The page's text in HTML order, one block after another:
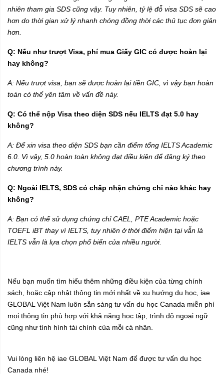
nhiên tham gia SDS cũng vậy. Tuy nhiên, tỷ lệ đỗ visa SDS sẽ cao
hơn do thời gian xử lý nhanh chóng đồng thời các thủ tục đơn giản
hơn.
Q: Nếu như trượt Visa, phí mua Giấy GIC có được hoàn lại
hay không?
A: Nếu trượt visa, bạn sẽ được hoàn lại tiền GIC, vì vậy bạn hoàn
toàn có thể yên tâm về vấn đề này.
Q: Có thể nộp Visa theo diện SDS nếu IELTS đạt 5.0 hay
không?
A: Để xin visa theo diện SDS bạn cần điểm tổng IELTS Academic
6.0. Vì vậy, 5.0 hoàn toàn không đạt điều kiện để đăng ký theo
chương trình này.
Q: Ngoài IELTS, SDS có chấp nhận chứng chỉ nào khác hay
không?
A: Bạn có thể sử dụng chứng chỉ CAEL, PTE Academic hoặc
TOEFL iBT thay vì IELTS, tuy nhiên ở thời điểm hiện tại vẫn là
IELTS vẫn là lựa chọn phổ biển của nhiều người.
Nếu bạn muốn tìm hiểu thêm những điều kiện của từng chính
sách, hoặc cập nhật thông tin mới nhất về xu hướng du học, iae
GLOBAL Việt Nam luôn sẵn sàng tư vấn du học Canada miễn phí
mọi thông tin phù hợp với khả năng học tập, trình độ ngoại ngữ
cũng như tình hình tài chính của mỗi cá nhân.
Vui lòng liên hệ iae GLOBAL Việt Nam để được tư vấn du học
Canada nhé!